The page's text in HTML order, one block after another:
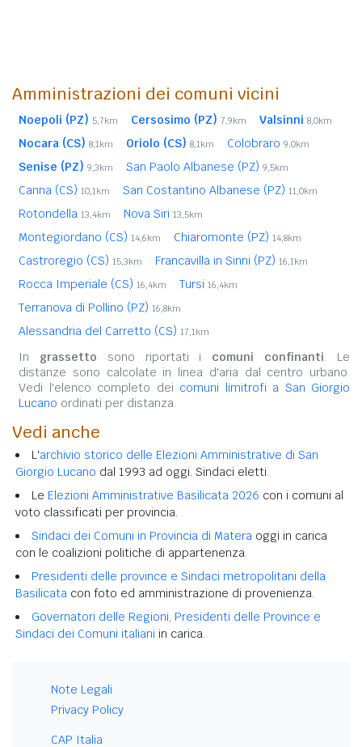
Amministrazioni dei comuni vicini
Noepoli (PZ) 5,7km Cersosimo (PZ) 7,9km Valsinni 8,0km
Nocara (CS) 8,1km Oriolo (CS) 8,1km Colobraro 9,0km
Senise (PZ) 9,3km San Paolo Albanese (PZ) 9,5km
Canna (CS) 10,1km San Costantino Albanese (PZ) 11,0km
Rotondella 13,4km Nova Siri 13,5km
Montegiordano (CS) 14,6km Chiaromonte (PZ) 14,8km
Castroregio (CS) 15,3km Francavilla in Sinni (PZ) 16,1km
Rocca Imperiale (CS) 16,4km Tursi 16,4km
Terranova di Pollino (PZ) 16,8km
Alessandria del Carretto (CS) 17,1km
In grassetto sono riportati i comuni confinanti. Le
distanze sono calcolate in linea d'aria dal centro urbano.
Vedi l'elenco completo dei comuni limitrofi a San Giorgio
Lucano ordinati per distanza.
Vedi anche
L'archivio storico delle Elezioni Amministrative di San
Giorgio Lucano dal 1993 ad oggi. Sindaci eletti.
Le Elezioni Amministrative Basilicata 2026 con i comuni al
voto classificati per provincia.
Sindaci dei Comuni in Provincia di Matera oggi in carica
con le coalizioni politiche di appartenenza.
Presidenti delle province e Sindaci metropolitani della
Basilicata con foto ed amministrazione di provenienza.
Governatori delle Regioni, Presidenti delle Province e
Sindaci dei Comuni italiani in carica.
Note Legali
Privacy Policy
CAP Italia